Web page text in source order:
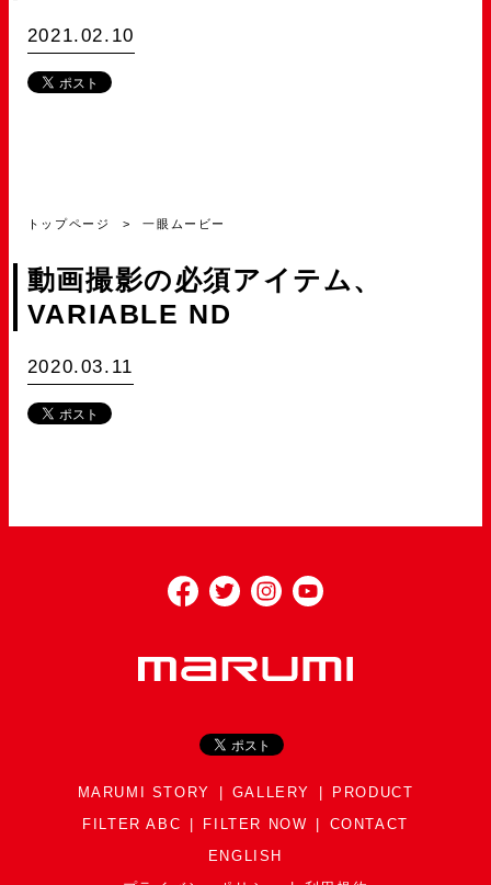
2021.02.10
トップページ 一眼ムービー
動画撮影の必須アイテム、
VARIABLE ND
2020.03.11
MARUMI STORY GALLERY
PRODUCT
FILTER ABC
FILTER NOW
CONTACT
ENGLISH